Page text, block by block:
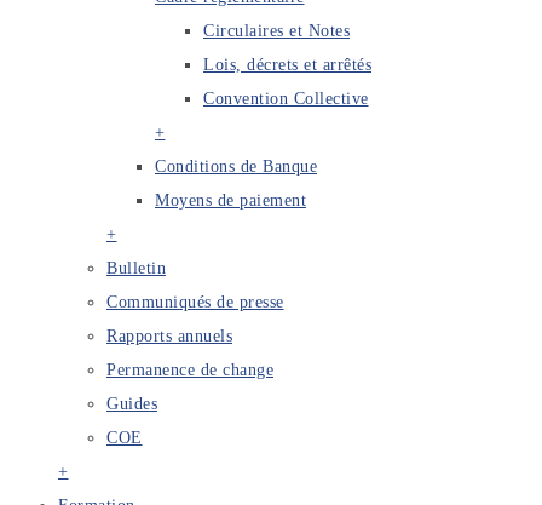
Circulaires et Notes
Lois, décrets et arrêtés
Convention Collective
+
Conditions de Banque
Moyens de paiement
+
Bulletin
Communiqués de presse
Rapports annuels
Permanence de change
Guides
COE
+